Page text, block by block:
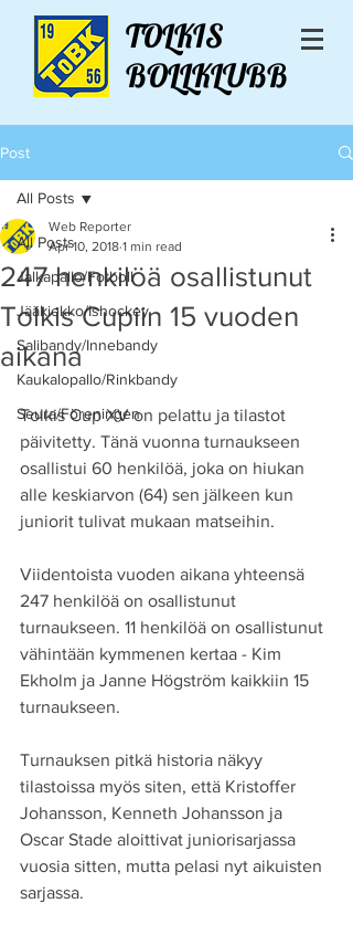
TOLKIS
BOLLKLUBB
Post
All Posts
Jalkapallo/Fotboll
Jääkiekko/Ishockey
Salibandy/Innebandy
Kaukalopallo/Rinkbandy
Seura/Föreningen
All Posts
247 henkilöä osallistunut
Tolkis Cupiin 15 vuoden
aikana
Web Reporter
Apr 10, 2018 1 min read
Tolkis Cup XV on pelattu ja tilastot
päivitetty. Tänä vuonna turnaukseen
osallistui 60 henkilöä, joka on hiukan
alle keskiarvon (64) sen jälkeen kun
juniorit tulivat mukaan matseihin.
Viidentoista vuoden aikana yhteensä
247 henkilöä on osallistunut
turnaukseen. 11 henkilöä on osallistunut
vähintään kymmenen kertaa - Kim
Ekholm ja Janne Högström kaikkiin 15
turnaukseen.
Turnauksen pitkä historia näkyy
tilastoissa myös siten, että Kristoffer
Johansson, Kenneth Johansson ja
Oscar Stade aloittivat juniorisarjassa
vuosia sitten, mutta pelasi nyt aikuisten
sarjassa.